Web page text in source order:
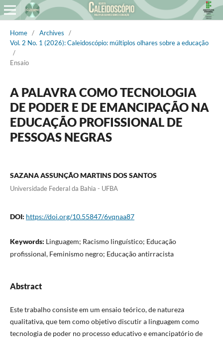
Home / Archives
/
Vol. 2 No. 1 (2026): Caleidoscópio: múltiplos olhares sobre a educação
/
Ensaio
A PALAVRA COMO TECNOLOGIA
DE PODER E DE EMANCIPAÇÃO NA
EDUCAÇÃO PROFISSIONAL DE
PESSOAS NEGRAS
SAZANA ASSUNÇÃO MARTINS DOS SANTOS
Universidade Federal da Bahia - UFBA
DOI: https://doi.org/10.55847/6vqnaa87
Keywords: Linguagem; Racismo linguístico; Educação
profissional, Feminismo negro; Educação antirracista
Abstract
Este trabalho consiste em um ensaio teórico, de natureza
qualitativa, que tem como objetivo discutir a linguagem como
tecnologia de poder no processo educativo e emancipatório de